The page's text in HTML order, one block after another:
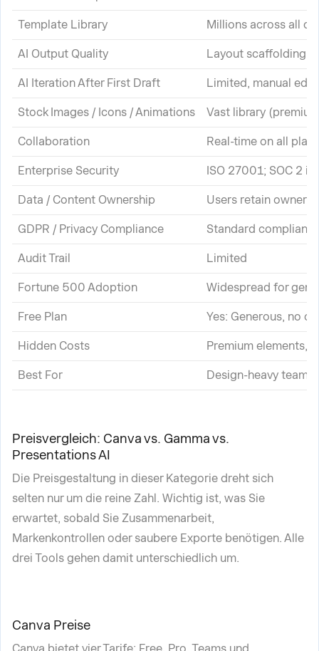
Template Library Millions across all
AI Output Quality Layout scaffolding,
AI Iteration After First Draft Limited, manual
Stock Images / Icons / Animations Vast library
Collaboration Real-time on all plans
Enterprise Security ISO 27001; SOC 2
Data / Content Ownership Users retain
GDPR / Privacy Compliance Standard
Audit Trail Limited
Fortune 500 Adoption Widespread for
Free Plan Yes: Generous, no
Hidden Costs Premium elements,
Best For Design-heavy
Preisvergleich: Canva vs. Gamma vs.
Presentations AI
Die Preisgestaltung in dieser Kategorie dreht sich
selten nur um die reine Zahl. Wichtig ist, was Sie
erwartet, sobald Sie Zusammenarbeit,
Markenkontrollen oder saubere Exporte benötigen. Alle
drei Tools gehen damit unterschiedlich um.
Canva Preise